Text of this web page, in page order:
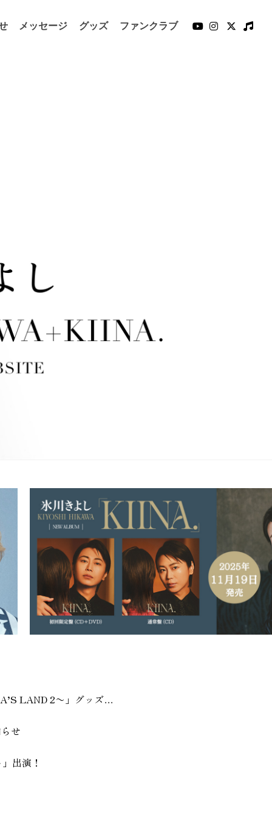
メッセージ グッズ ファンクラブ
「氷川きよしConcert Tour 2026-27〜KIINA’S LAND 2〜」グッズ販売に関して
せ
出演！